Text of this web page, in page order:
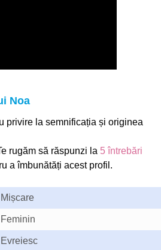
Noa
privire la semnificația și originea
rugăm să răspunzi la 5 întrebări
a îmbunătăți acest profil.
Mișcare
Feminin
Evreiesc